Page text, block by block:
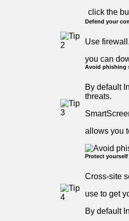
click the
Defend your
Use
you can
Avoid phishing
By default
threats.
allows you
Protect
Cross-site
use to get
By default